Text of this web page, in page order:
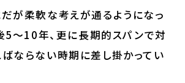
が柔軟な考えが通るようになっ
5～10年、更に長期的スパンで対
ならない時期に差し掛かってい